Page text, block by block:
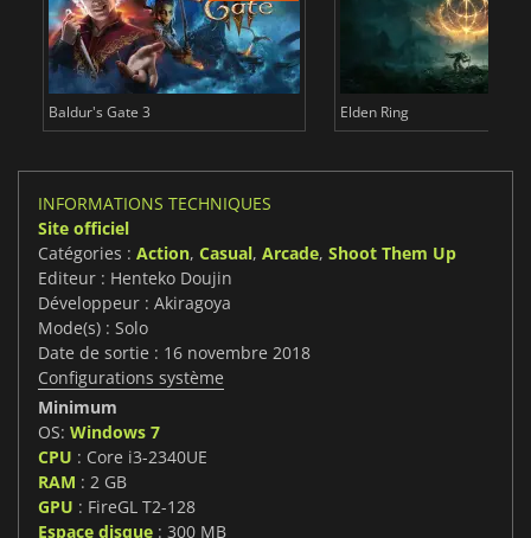
Baldur's Gate 3 Elden Ring
INFORMATIONS TECHNIQUES
Site officiel
Catégories : Action, Casual, Arcade, Shoot Them Up
Editeur : Henteko Doujin
Développeur : Akiragoya
Mode(s) : Solo
Date de sortie : 16 novembre 2018
Configurations système
Minimum
OS: Windows 7
CPU : Core i3-2340UE
RAM : 2 GB
GPU : FireGL T2-128
Espace disque : 300 MB